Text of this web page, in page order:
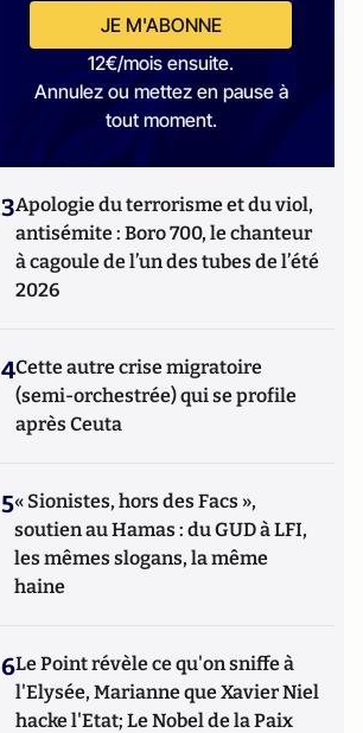
JE M'ABONNE
12€/mois ensuite.
Annulez ou mettez en pause à
tout moment.
3Apologie du terrorisme et du viol,
antisémite : Boro 700, le chanteur
à cagoule de l’un des tubes de l’été
2026
4Cette autre crise migratoire
(semi-orchestrée) qui se profile
après Ceuta
5« Sionistes, hors des Facs »,
soutien au Hamas : du GUD à LFI,
les mêmes slogans, la même
haine
6Le Point révèle ce qu'on sniffe à
l'Elysée, Marianne que Xavier Niel
hacke l'Etat; Le Nobel de la Paix